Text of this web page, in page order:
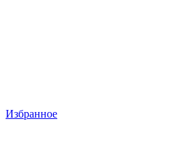
Избранное